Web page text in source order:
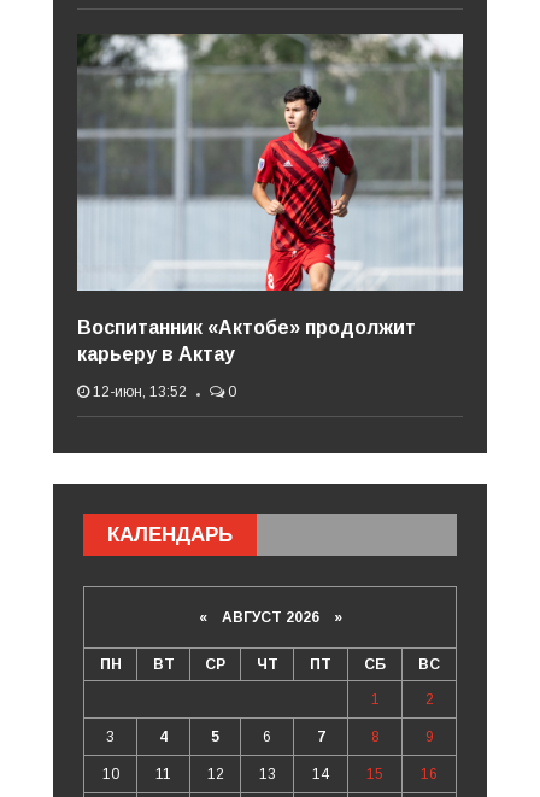
Воспитанник «Актобе» продолжит
карьеру в Актау
12-июн, 13:52 0
КАЛЕНДАРЬ
«АВГУСТ 2026 »
ПН ВТ СР ЧТ ПТ СБ ВС
1 2
3 4 5 6 7 8 9
10 11 12 13 14 15 16